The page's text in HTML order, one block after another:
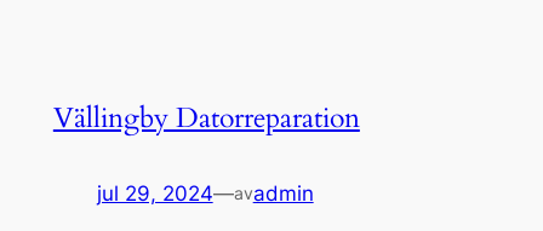
Vällingby Datorreparation
jul 29, 2024—avadmin